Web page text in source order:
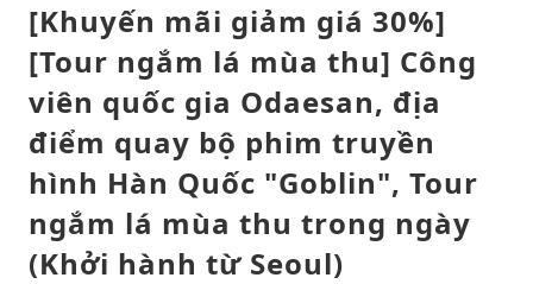
[Khuyến mãi giảm giá 30%]
[Tour ngắm lá mùa thu] Công
viên quốc gia Odaesan, địa
điểm quay bộ phim truyền
hình Hàn Quốc "Goblin", Tour
ngắm lá mùa thu trong ngày
(Khởi hành từ Seoul)